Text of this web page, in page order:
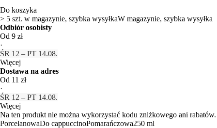
Do koszyka
> 5 szt. w magazynie, szybka wysyłkaW magazynie, szybka wysyłka
Odbiór osobisty
Od 9 zł
·
ŚR 12 – PT 14.08.
Więcej
Dostawa na adres
Od 11 zł
·
ŚR 12 – PT 14.08.
Więcej
Na ten produkt nie można wykorzystać kodu zniżkowego ani rabatów.
PorcelanowaDo cappuccinoPomarańczowa250 ml